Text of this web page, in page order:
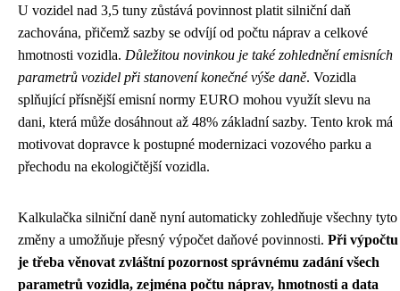
U vozidel nad 3,5 tuny zůstává povinnost platit silniční daň
zachována, přičemž sazby se odvíjí od počtu náprav a celkové
hmotnosti vozidla. Důležitou novinkou je také zohlednění emisních
parametrů vozidel při stanovení konečné výše daně. Vozidla
splňující přísnější emisní normy EURO mohou využít slevu na
dani, která může dosáhnout až 48% základní sazby. Tento krok má
motivovat dopravce k postupné modernizaci vozového parku a
přechodu na ekologičtější vozidla.
Kalkulačka silniční daně nyní automaticky zohledňuje všechny tyto
změny a umožňuje přesný výpočet daňové povinnosti. Při výpočtu
je třeba věnovat zvláštní pozornost správnému zadání všech
parametrů vozidla, zejména počtu náprav, hmotnosti a data